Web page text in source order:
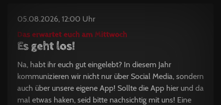
05.08.2026, 12:00 Uhr
Das erwartet euch am Mittwoch
Es geht los!
Na, habt ihr euch gut eingelebt? In diesem Jahr
kommunizieren wir nicht nur über Social Media, sondern
auch über unsere eigene App! Sollte die App hier und da
mal etwas haken, seid bitte nachsichtig mit uns! Eine